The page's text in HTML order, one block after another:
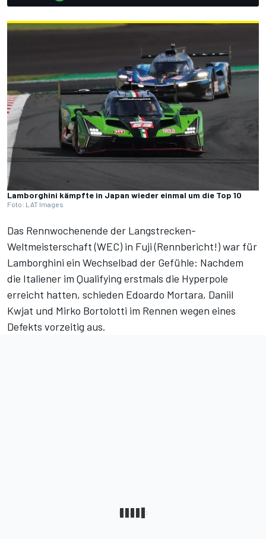
Lamborghini kämpfte in Japan wieder einmal um die Top 10
Foto: LAT Images
Das Rennwochenende der Langstrecken-
Weltmeisterschaft (WEC) in Fuji (Rennbericht!) war für
Lamborghini ein Wechselbad der Gefühle: Nachdem
die Italiener im Qualifying erstmals die Hyperpole
erreicht hatten, schieden Edoardo Mortara, Daniil
Kwjat und Mirko Bortolotti im Rennen wegen eines
Defekts vorzeitig aus.